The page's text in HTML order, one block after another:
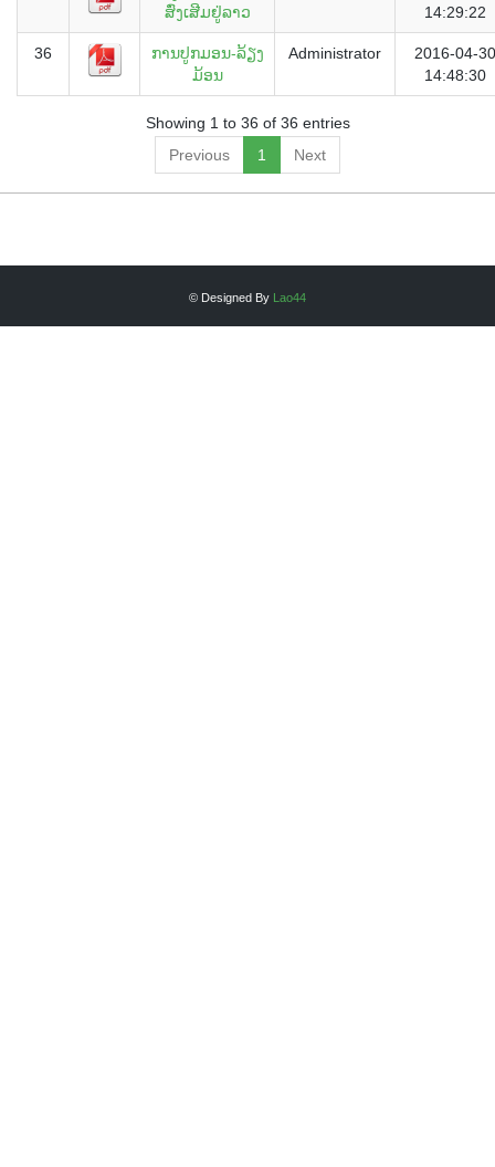
ສົ່ງເສີມຢູ່ລາວ
14:29:22
36
ການປູກມອນ-ລ້ຽງ
ມ້ອນ
Administrator
2016-04-30
14:48:30
Showing 1 to 36 of 36 entries
Previous
1 Next
© Designed By Lao44